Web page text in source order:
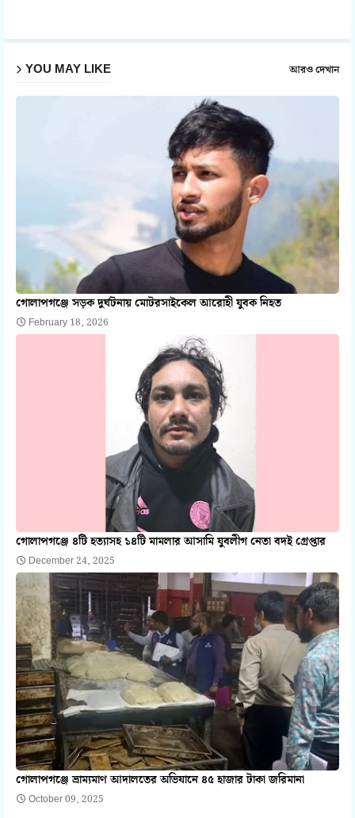
YOU MAY LIKE আরও দেখান
গোলাপগঞ্জে সড়ক দুর্ঘটনায় মোটরসাইকেল আরোহী যুবক নিহত
February 18, 2026
গোলাপগঞ্জে ৪টি হত্যাসহ ১৪টি মামলার আসামি যুবলীগ নেতা বদই গ্রেপ্তার
December 24, 2025
গোলাপগঞ্জে ভ্রাম্যমাণ আদালতের অভিযানে ৪৫ হাজার টাকা জরিমানা
October 09, 2025